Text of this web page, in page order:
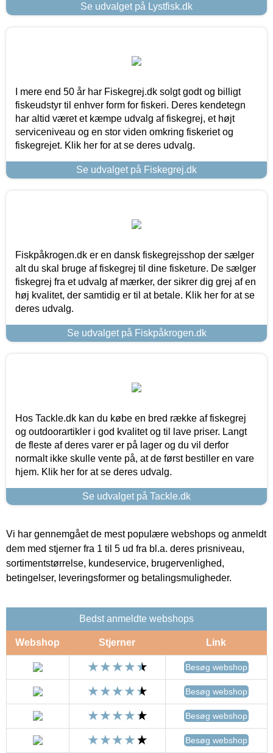
Se udvalget på Lystfisk.dk
I mere end 50 år har Fiskegrej.dk solgt godt og billigt
fiskeudstyr til enhver form for fiskeri. Deres kendetegn
har altid været et kæmpe udvalg af fiskegrej, et højt
serviceniveau og en stor viden omkring fiskeriet og
fiskegrejet. Klik her for at se deres udvalg.
Se udvalget på Fiskegrej.dk
Fiskpåkrogen.dk er en dansk fiskegrejsshop der sælger
alt du skal bruge af fiskegrej til dine fisketure. De sælger
fiskegrej fra et udvalg af mærker, der sikrer dig grej af en
høj kvalitet, der samtidig er til at betale. Klik her for at se
deres udvalg.
Se udvalget på Fiskpåkrogen.dk
Hos Tackle.dk kan du købe en bred række af fiskegrej
og outdoorartikler i god kvalitet og til lave priser. Langt
de fleste af deres varer er på lager og du vil derfor
normalt ikke skulle vente på, at de først bestiller en vare
hjem. Klik her for at se deres udvalg.
Se udvalget på Tackle.dk
Vi har gennemgået de mest populære webshops og anmeldt
dem med stjerner fra 1 til 5 ud fra bl.a. deres prisniveau,
sortimentstørrelse, kundeservice, brugervenlighed,
betingelser, leveringsformer og betalingsmuligheder.
Bedst anmeldte webshops
Webshop Stjerner Link
Besøg webshop
Besøg webshop
Besøg webshop
Besøg webshop